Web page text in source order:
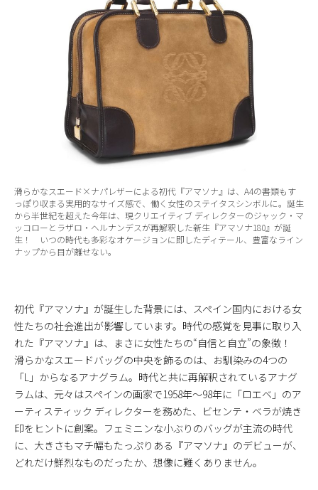
滑らかなスエード×ナパレザーによる初代『アマソナ』は、A4の書類もす
っぽり収まる実用的なサイズ感で、働く女性のステイタスシンボルに。誕生
から半世紀を超えた今年は、現クリエイティブ ディレクターのジャック・マ
ッコローとラザロ・ヘルナンデスが再解釈した新生『アマソナ180』が誕
生！ いつの時代も多彩なオケージョンに即したディテール、豊富なライン
ナップから目が離せない。
初代『アマソナ』が誕生した背景には、スペイン国内における女
性たちの社会進出が影響しています。時代の感覚を見事に取り入
れた『アマソナ』は、まさに女性たちの“自信と自立”の象徴！
滑らかなスエードバッグの中央を飾るのは、お馴染みの4つの
「L」からなるアナグラム。時代と共に再解釈されているアナグ
ラムは、元々はスペインの画家で1958年～98年に「ロエベ」のア
ーティスティック ディレクターを務めた、ビセンテ・ベラが焼き
印をヒントに創案。フェミニンな小ぶりのバッグが主流の時代
に、大きさもマチ幅もたっぷりある『アマソナ』のデビューが、
どれだけ鮮烈なものだったか、想像に難くありません。